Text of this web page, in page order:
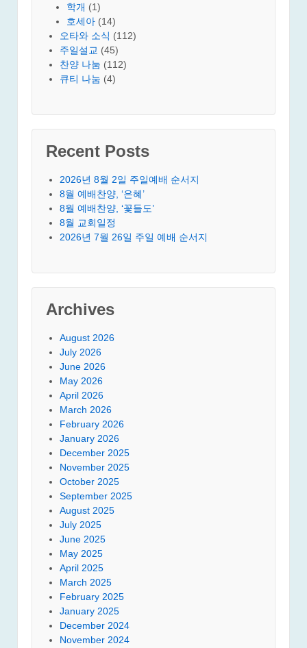
학개 (1)
호세아 (14)
오타와 소식 (112)
주일설교 (45)
찬양 나눔 (112)
큐티 나눔 (4)
Recent Posts
2026년 8월 2일 주일예배 순서지
8월 예배찬양, ‘은혜’
8월 예배찬양, ‘꽃들도’
8월 교회일정
2026년 7월 26일 주일 예배 순서지
Archives
August 2026
July 2026
June 2026
May 2026
April 2026
March 2026
February 2026
January 2026
December 2025
November 2025
October 2025
September 2025
August 2025
July 2025
June 2025
May 2025
April 2025
March 2025
February 2025
January 2025
December 2024
November 2024